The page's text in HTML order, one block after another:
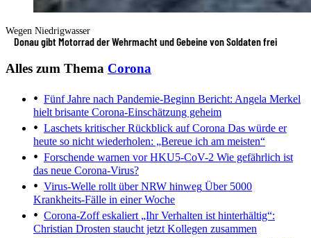
Wegen Niedrigwasser
Donau gibt Motorrad der Wehrmacht und Gebeine von Soldaten frei
Alles zum Thema Corona
Fünf Jahre nach Pandemie-Beginn Bericht: Angela Merkel
hielt brisante Corona-Einschätzung geheim
Laschets kritischer Rückblick auf Corona Das würde er
heute so nicht wiederholen: „Bereue ich am meisten“
Forschende warnen vor HKU5-CoV-2 Wie gefährlich ist
das neue Corona-Virus?
Virus-Welle rollt über NRW hinweg Über 5000
Krankheits-Fälle in einer Woche
Corona-Zoff eskaliert „Ihr Verhalten ist hinterhältig“:
Christian Drosten staucht jetzt Kollegen zusammen